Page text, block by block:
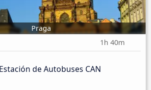
Praga
1h 40m
de Autobuses CAN